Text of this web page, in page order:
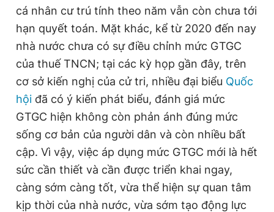
cá nhân cư trú tính theo năm vẫn còn chưa tới
hạn quyết toán. Mặt khác, kể từ 2020 đến nay
nhà nước chưa có sự điều chỉnh mức GTGC
của thuế TNCN; tại các kỳ họp gần đây, trên
cơ sở kiến nghị của cử tri, nhiều đại biểu Quốc
hội đã có ý kiến phát biểu, đánh giá mức
GTGC hiện không còn phản ánh đúng mức
sống cơ bản của người dân và còn nhiều bất
cập. Vì vậy, việc áp dụng mức GTGC mới là hết
sức cần thiết và cần được triển khai ngay,
càng sớm càng tốt, vừa thể hiện sự quan tâm
kịp thời của nhà nước, vừa sớm tạo động lực